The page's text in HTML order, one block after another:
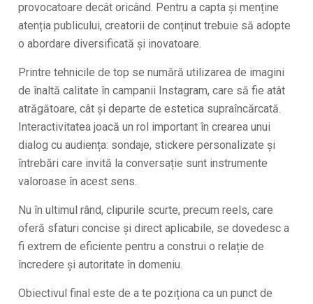
provocatoare decât oricând. Pentru a capta și menține
atenția publicului, creatorii de conținut trebuie să adopte
o abordare diversificată și inovatoare.
Printre tehnicile de top se numără utilizarea de imagini
de înaltă calitate în campanii Instagram, care să fie atât
atrăgătoare, cât și departe de estetica supraîncărcată.
Interactivitatea joacă un rol important în crearea unui
dialog cu audiența: sondaje, stickere personalizate și
întrebări care invită la conversație sunt instrumente
valoroase în acest sens.
Nu în ultimul rând, clipurile scurte, precum reels, care
oferă sfaturi concise și direct aplicabile, se dovedesc a
fi extrem de eficiente pentru a construi o relație de
încredere și autoritate în domeniu.
Obiectivul final este de a te poziționa ca un punct de